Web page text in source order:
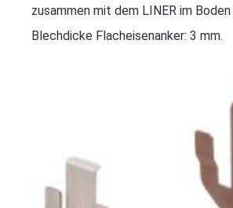
zusammen mit dem LINER im
Blechdicke Flacheisenanker: 3 mm.